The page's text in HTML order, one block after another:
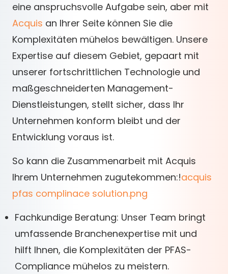
eine anspruchsvolle Aufgabe sein, aber mit
Acquis an Ihrer Seite können Sie die
Komplexitäten mühelos bewältigen. Unsere
Expertise auf diesem Gebiet, gepaart mit
unserer fortschrittlichen Technologie und
maßgeschneiderten Management-
Dienstleistungen, stellt sicher, dass Ihr
Unternehmen konform bleibt und der
Entwicklung voraus ist.
So kann die Zusammenarbeit mit Acquis
Ihrem Unternehmen zugutekommen:!acquis
pfas complinace solution.png
Fachkundige Beratung: Unser Team bringt
umfassende Branchenexpertise mit und
hilft Ihnen, die Komplexitäten der PFAS-
Compliance mühelos zu meistern.